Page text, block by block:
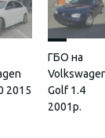
2015
ГБО на
Golf 1.4
2001р.